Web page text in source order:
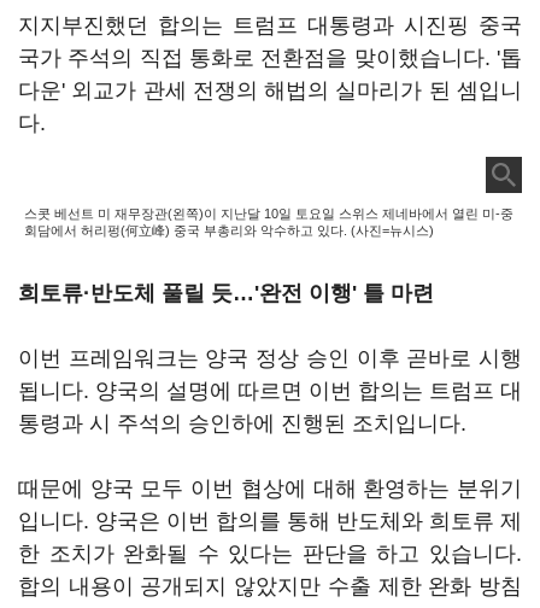
지지부진했던 합의는 트럼프 대통령과 시진핑 중국
국가 주석의 직접 통화로 전환점을 맞이했습니다. '톱
다운' 외교가 관세 전쟁의 해법의 실마리가 된 셈입니
다.
스콧 베선트 미 재무장관(왼쪽)이 지난달 10일 토요일 스위스 제네바에서 열린 미-중
회담에서 허리펑(何立峰) 중국 부총리와 악수하고 있다. (사진=뉴시스)
희토류·반도체 풀릴 듯…'완전 이행' 틀 마련
이번 프레임워크는 양국 정상 승인 이후 곧바로 시행
됩니다. 양국의 설명에 따르면 이번 합의는 트럼프 대
통령과 시 주석의 승인하에 진행된 조치입니다.
때문에 양국 모두 이번 협상에 대해 환영하는 분위기
입니다. 양국은 이번 합의를 통해 반도체와 희토류 제
한 조치가 완화될 수 있다는 판단을 하고 있습니다.
합의 내용이 공개되지 않았지만 수출 제한 완화 방침